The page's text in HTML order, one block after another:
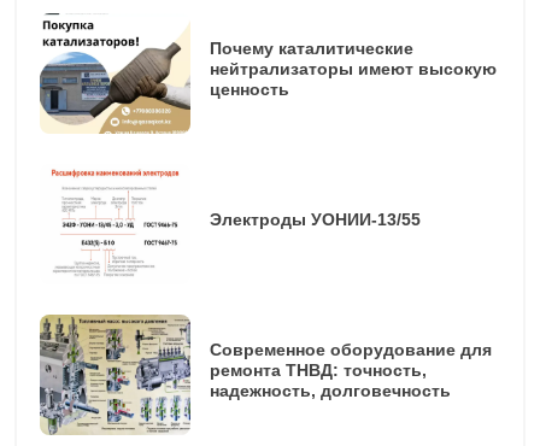
Почему каталитические
нейтрализаторы имеют высокую
ценность
Электроды УОНИИ-13/55
Современное оборудование для
ремонта ТНВД: точность,
надежность, долговечность